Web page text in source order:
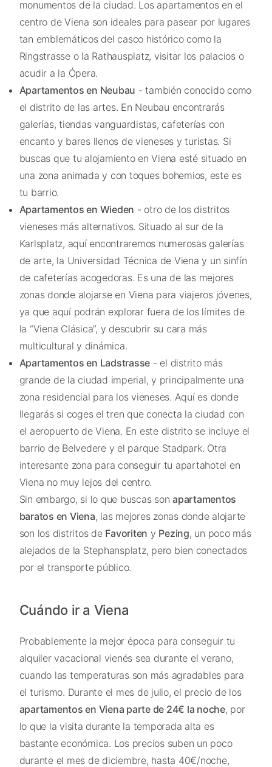
monumentos de la ciudad. Los apartamentos en el
centro de Viena son ideales para pasear por lugares
tan emblemáticos del casco histórico como la
Ringstrasseo la Rathausplatz, visitar los palacios o
acudir a la Ópera.
Apartamentos en Neubau - también conocido como
el distrito de las artes. En Neubau encontrarás
galerías, tiendas vanguardistas, cafeterías con
encanto y bares llenos de vieneses y turistas. Si
buscas que tu alojamiento en Viena esté situado en
una zona animada y con toques bohemios, este es
tu barrio.
Apartamentos en Wieden - otro de los distritos
vieneses más alternativos. Situado al sur de la
Karlsplatz, aquí encontraremos numerosas galerías
de arte, la Universidad Técnica de Viena y un sinfín
de cafeterías acogedoras. Es una de las mejores
zonas donde alojarse en Viena para viajeros jóvenes,
ya que aquí podrán explorar fuera de los límites de
la “Viena Clásica”, y descubrir su cara más
multicultural y dinámica.
Apartamentos en Ladstrasse - el distrito más
grande de la ciudad imperial, y principalmente una
zona residencial para los vieneses. Aquí es donde
llegarás si coges el tren que conecta la ciudad con
el aeropuerto de Viena. En este distrito se incluye el
barrio de Belvedere y el parque Stadpark. Otra
interesante zona para conseguir tu apartahotel en
Viena no muy lejos del centro.
Sin embargo, si lo que buscas son apartamentos
baratos en Viena, las mejores zonas donde alojarte
son los distritos de Favoriten y Pezing, un poco más
alejados de la Stephansplatz, pero bien conectados
por el transporte público.
Cuándo ir a Viena
Probablemente la mejor época para conseguir tu
alquiler vacacional vienés sea durante el verano,
cuando las temperaturas son más agradables para
el turismo. Durante el mes de julio, el precio de los
apartamentos en Viena parte de 24€ la noche, por
lo que la visita durante la temporada alta es
bastante económica. Los precios suben un poco
durante el mes de diciembre, hasta 40€/noche,